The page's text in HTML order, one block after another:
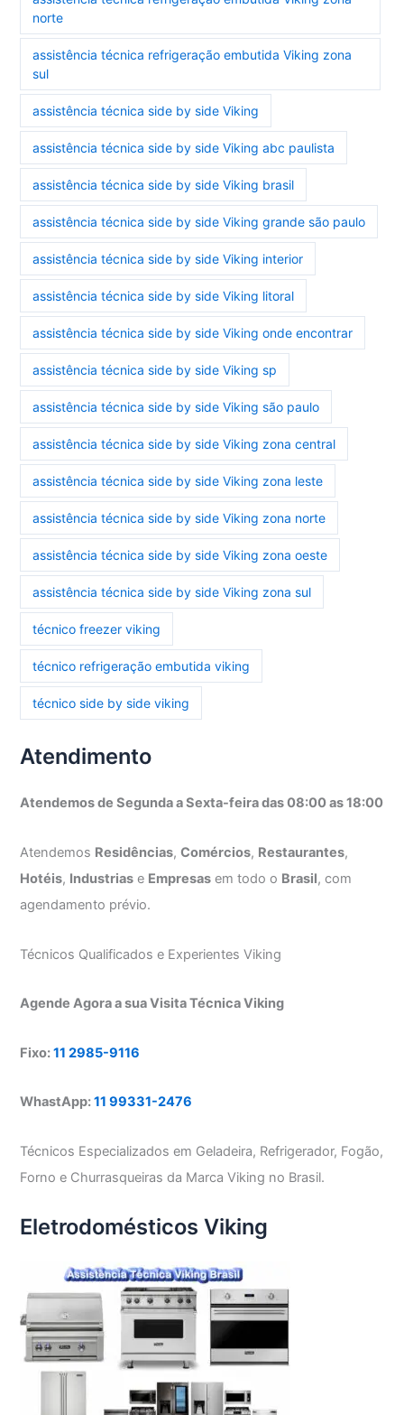
norte
assistência técnica refrigeração embutida Viking zona
sul
assistência técnica side by side Viking
assistência técnica side by side Viking abc paulista
assistência técnica side by side Viking brasil
assistência técnica side by side Viking grande são paulo
assistência técnica side by side Viking interior
assistência técnica side by side Viking litoral
assistência técnica side by side Viking onde encontrar
assistência técnica side by side Viking sp
assistência técnica side by side Viking são paulo
assistência técnica side by side Viking zona central
assistência técnica side by side Viking zona leste
assistência técnica side by side Viking zona norte
assistência técnica side by side Viking zona oeste
assistência técnica side by side Viking zona sul
técnico freezer viking
técnico refrigeração embutida viking
técnico side by side viking
Atendimento
Atendemos de Segunda a Sexta-feira das 08:00 as 18:00
Atendemos Residências,Comércios, Restaurantes,
Hotéis, Industrias e Empresas em todo o Brasil, com
agendamento prévio.
Técnicos Qualificados e Experientes Viking
Agende Agora a sua Visita Técnica Viking
Fixo:11 2985-9116
WhastApp:11 99331-2476
Técnicos Especializados em Geladeira, Refrigerador, Fogão,
Forno e Churrasqueiras da Marca Viking no Brasil.
Eletrodomésticos Viking